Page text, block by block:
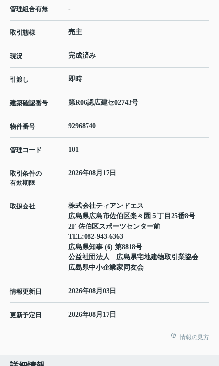
管理組合有無 -
取引態様 売主
現況 完成済み
引渡し 即時
建築確認番号 第R06認広建セ02743号
物件番号 92968740
管理コード 101
取引条件の
有効期限
2026年08月17日
取扱会社
株式会社ティアンドエス
広島県広島市佐伯区楽々園５丁目25番8号
2F 佐伯区スポーツセンター前
TEL:082-943-6363
広島県知事 (6) 第8818号
公益社団法人 広島県宅地建物取引業協会
広島県中小企業家同友会
情報更新日 2026年08月03日
更新予定日 2026年08月17日
情報の見方